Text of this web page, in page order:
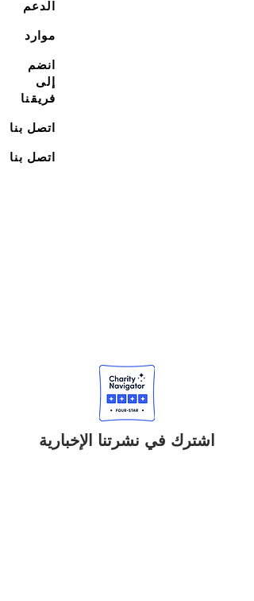
الدعم
موارد
انضم
إلى
فريقنا
اتصل بنا
اتصل بنا
اشترك في نشرتنا الإخبارية